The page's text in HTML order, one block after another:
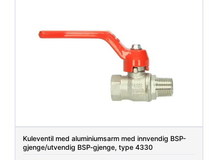
Kuleventil med aluminiumsarm med innvendig BSP-
gjenge/utvendig BSP-gjenge, type 4330